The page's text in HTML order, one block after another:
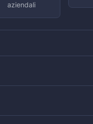
aziendali